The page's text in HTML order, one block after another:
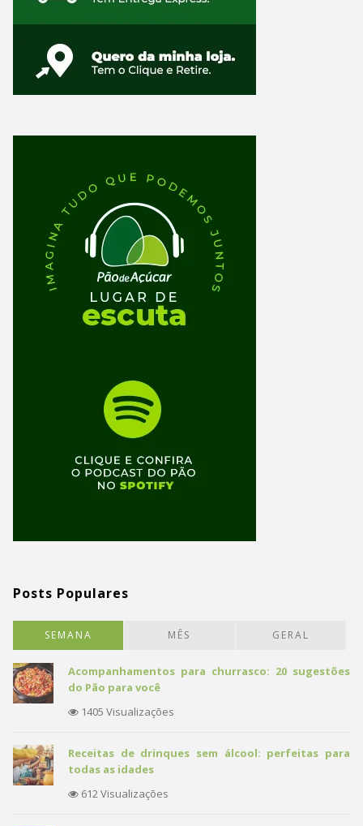
Posts Populares
SEMANA MÊS GERAL
Acompanhamentos para churrasco: 20 sugestões
do Pão para você
1405 Visualizações
Receitas de drinques sem álcool: perfeitas para
todas as idades
612 Visualizações